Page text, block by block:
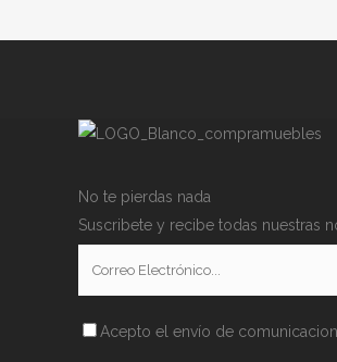
No te pierdas nada
Suscribete y recibe todas nuestras
Acepto el envío de